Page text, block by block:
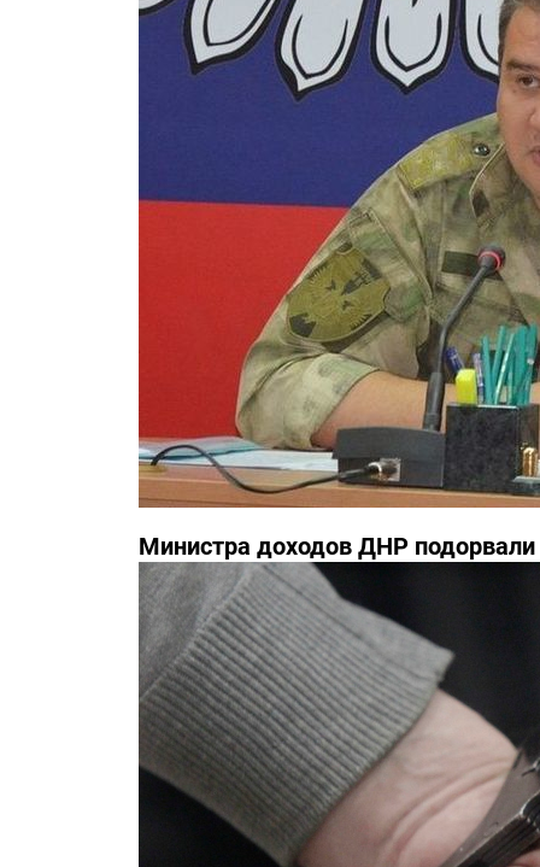
Министра доходов ДНР
известны